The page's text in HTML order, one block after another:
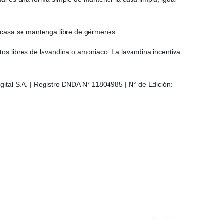
se mantenga libre de gérmenes.
libres de lavandina o amoniaco. La lavandina incentiva
S.A. | Registro DNDA N° 11804985 | N° de Edición: